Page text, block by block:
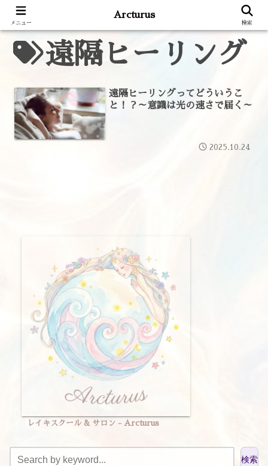
遠隔ヒーリング
遠隔ヒーリングってどういうこ
と！？～意識は光の速さで届く～
2025.10.24
レイキスクール & サロン - Arcturus
検索
メニュー
Arcturus
検索